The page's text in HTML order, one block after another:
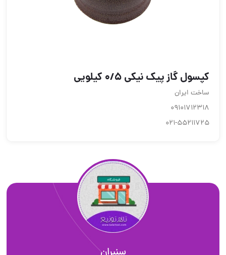
کپسول گاز پیک نیکی 0/5 کیلویی
ساخت ایران
09101712318
021-55211725